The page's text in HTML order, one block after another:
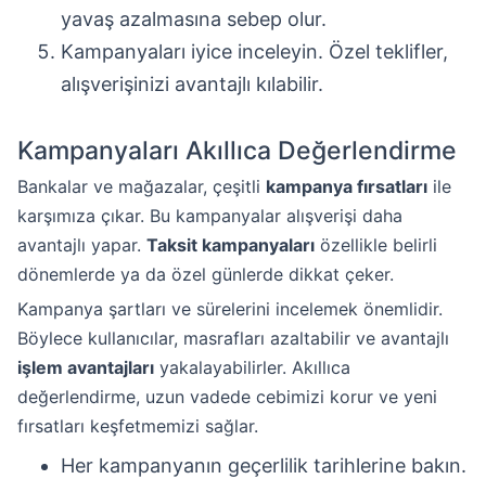
yavaş azalmasına sebep olur.
Kampanyaları iyice inceleyin. Özel teklifler,
alışverişinizi avantajlı kılabilir.
Kampanyaları Akıllıca Değerlendirme
Bankalar ve mağazalar, çeşitli kampanya fırsatları ile
karşımıza çıkar. Bu kampanyalar alışverişi daha
avantajlı yapar. Taksit kampanyaları özellikle belirli
dönemlerde ya da özel günlerde dikkat çeker.
Kampanya şartları ve sürelerini incelemek önemlidir.
Böylece kullanıcılar, masrafları azaltabilir ve avantajlı
işlem avantajları yakalayabilirler. Akıllıca
değerlendirme, uzun vadede cebimizi korur ve yeni
fırsatları keşfetmemizi sağlar.
Her kampanyanın geçerlilik tarihlerine bakın.